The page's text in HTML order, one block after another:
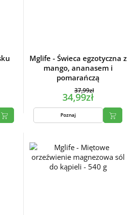
Mglife - Świeca egzotyczna z
mango, ananasem i
pomarańczą
37,99zł
34,99zł
Poznaj